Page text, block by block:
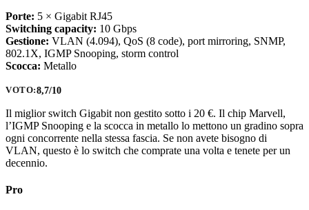
Porte: 5 × Gigabit RJ45
Switching capacity: 10 Gbps
Gestione: VLAN (4.094), QoS (8 code), port mirroring, SNMP,
802.1X, IGMP Snooping, storm control
Scocca: Metallo
VOTO:8,7/10
Il miglior switch Gigabit non gestito sotto i 20 €. Il chip Marvell,
l’IGMP Snooping e la scocca in metallo lo mettono un gradino sopra
ogni concorrente nella stessa fascia. Se non avete bisogno di
VLAN, questo è lo switch che comprate una volta e tenete per un
decennio.
Pro